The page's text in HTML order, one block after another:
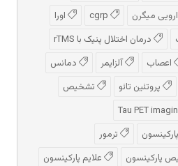
میگرن
اورا
درمان اختلال پنیک با rTMS
اعصاب آلزایمر
دمانس
پروتئین تائو
تشخیص
پارکینسون
ترمور
پارکینسون
علایم پارکینسون